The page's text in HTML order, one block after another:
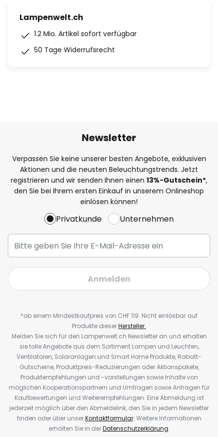
Lampenwelt.ch
1.2 Mio. Artikel sofort verfügbar
50 Tage Widerrufsrecht
Newsletter
Verpassen Sie keine unserer besten Angebote, exklusiven
Aktionen und die neusten Beleuchtungstrends. Jetzt
registrieren und wir senden Ihnen einen 13%-Gutschein*,
den Sie bei Ihrem ersten Einkauf in unserem Onlineshop
einlösen können!
Privatkunde Unternehmen
Anmelden
*ab einem Mindestkaufpreis von CHF 119. Nicht einlösbar auf
Produkte dieserHersteller.
Melden Sie sich für den Lampenwelt.ch Newsletter an und erhalten
sie tolle Angebote aus dem Sortiment Lampen und Leuchten,
Ventilatoren, Solaranlagen und Smart Home Produkte, Rabatt-
Gutscheine, Produktpreis-Reduzierungen oder Aktionspakete,
Produktempfehlungen und -vorstellungen sowie Inhalte von
möglichen Kooperationspartnern und Umfragen sowie Anfragen für
Kaufbewertungen und Weiterempfehlungen. Eine Abmeldung ist
jederzeit möglich über den Abmeldelink, den Sie in jedem Newsletter
finden oder über unserKontaktformular. Weitere Informationen
erhalten Sie in derDatenschutzerklärung.